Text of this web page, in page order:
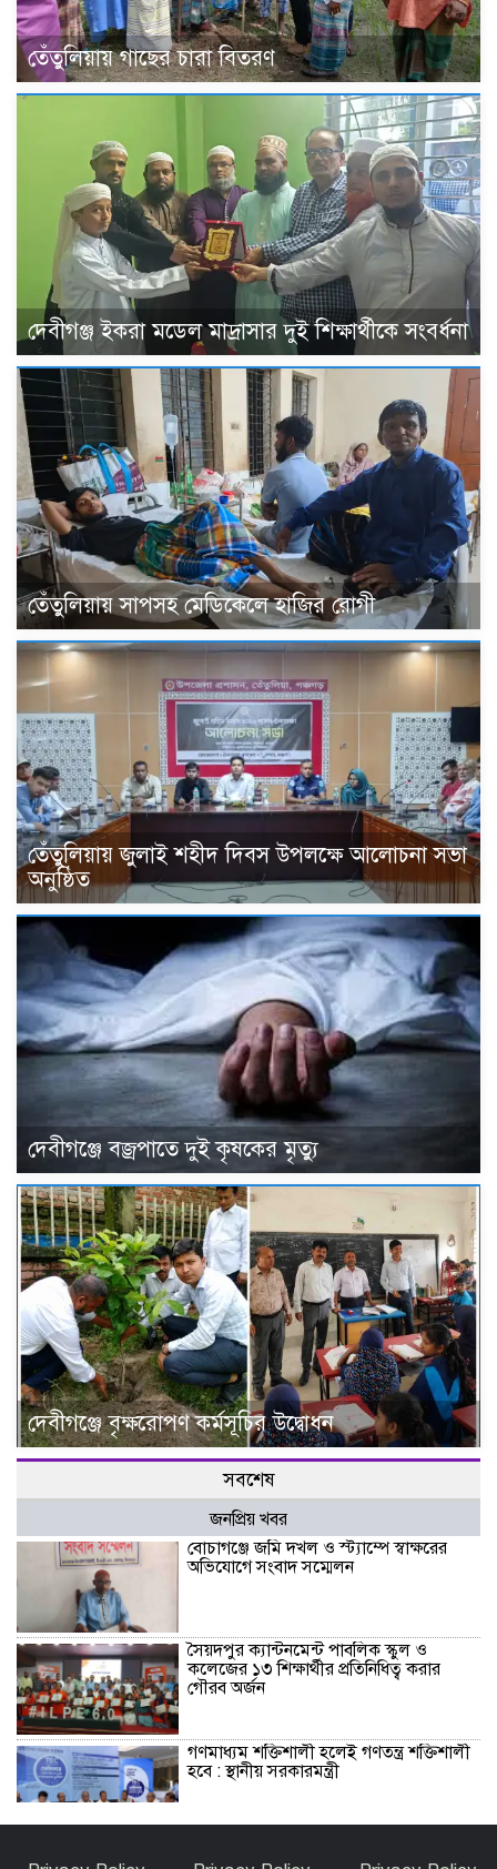
তেঁতুলিয়ায় গাছের চারা বিতরণ
দেবীগঞ্জ ইকরা মডেল মাদ্রাসার দুই শিক্ষার্থীকে সংবর্ধনা
তেঁতুলিয়ায় সাপসহ মেডিকেলে হাজির রোগী
তেঁতুলিয়ায় জুলাই শহীদ দিবস উপলক্ষে আলোচনা সভা
অনুষ্ঠিত
দেবীগঞ্জে বজ্রপাতে দুই কৃষকের মৃত্যু
দেবীগঞ্জে বৃক্ষরোপণ কর্মসূচির উদ্বোধন
সবশেষ
জনপ্রিয় খবর
বোচাগঞ্জে জমি দখল ও স্ট্যাম্পে স্বাক্ষরের
অভিযোগে সংবাদ সম্মেলন
সৈয়দপুর ক্যান্টনমেন্ট পাবলিক স্কুল ও
কলেজের ১৩ শিক্ষার্থীর প্রতিনিধিত্ব করার
গৌরব অর্জন
গণমাধ্যম শক্তিশালী হলেই গণতন্ত্র শক্তিশালী
হবে : স্থানীয় সরকারমন্ত্রী